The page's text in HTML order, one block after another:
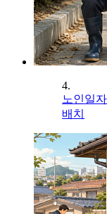
4.
노인일
배치